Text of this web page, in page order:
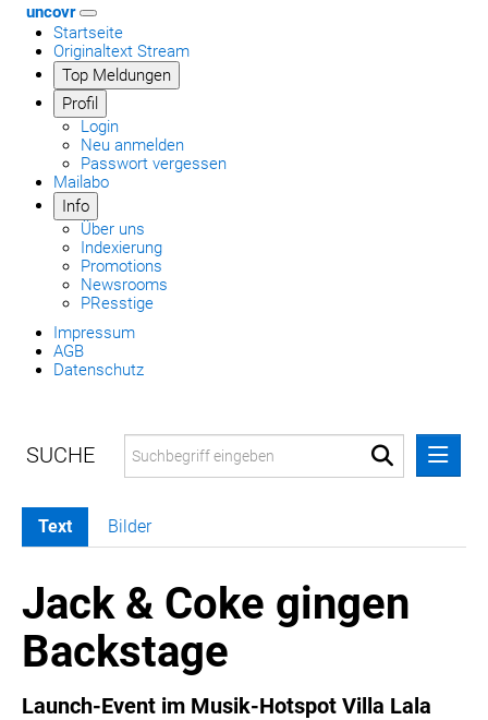
uncovr
Startseite
Originaltext Stream
Top Meldungen
Profil
Login
Neu anmelden
Passwort vergessen
Mailabo
Info
Über uns
Indexierung
Promotions
Newsrooms
PResstige
Impressum
AGB
Datenschutz
MELDUNGEN
COCA-COLA
COCA-COLA HBC ÖSTERREICH
RÖMERQUELLE
Text Bilder
Jack & Coke gingen
Backstage
Launch-Event im Musik-Hotspot Villa Lala